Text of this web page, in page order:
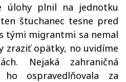
úlohy plnil na jednotku
štuchanec tesne pred
tými migrantmi sa nemal
zraziť opätky, no uvidíme
Nejaká zahraničná
ospravedlňovala za